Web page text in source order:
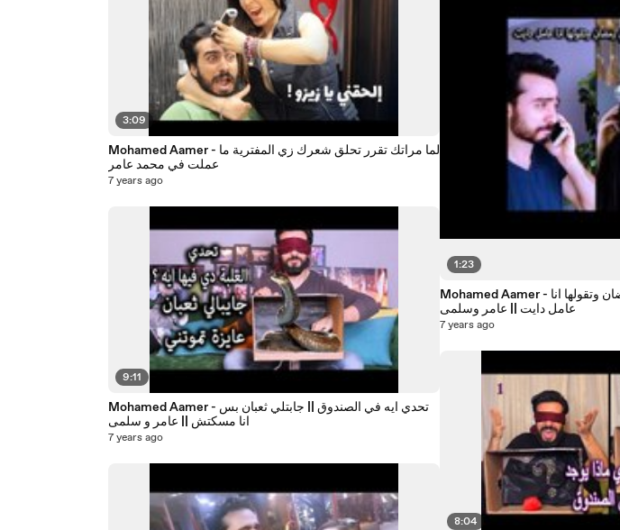
3:09
Mohamed Aamer - لما مراتك تقرر تحلق شعرك زي المفترية ما
عملت في محمد عامر
7 years ago
9:11
Mohamed Aamer - تحدي ايه في الصندوق || جابتلي ثعبان بس
انا مسكتش || عامر و سلمى
7 years ago
1:23
Mohamed Aamer - لما تتعزم عند مامتك فى رمضان وتقولها انا
عامل دايت || عامر وسلمى
7 years ago
8:04